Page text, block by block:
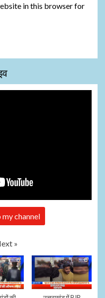
in this browser for
channel
»